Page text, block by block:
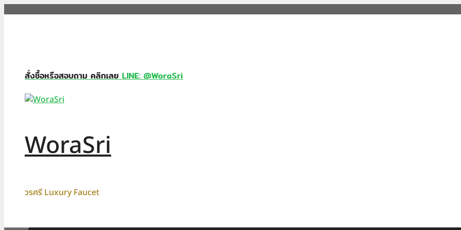
สั่งซื้อหรือสอบถาม คลิกเลยLINE: @WoraSri
WoraSri
วรศรี Luxury Faucet